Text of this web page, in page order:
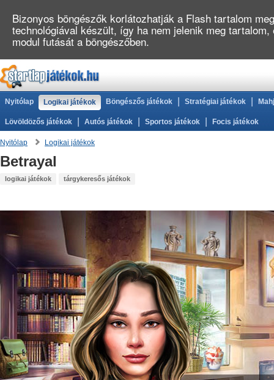
Nyitólap Logikai játékok Böngészős játékok Stratégiai játékok
Lövöldözős játékok Autós játékok Sportos játékok Focis játékok
Nyitólap Logikai játékok
Betrayal
logikai játékok tárgykeresős játékok
Bizonyos böngészők korlátozhatják a Flash tartalom
technológiával készült, így ha nem jelenik meg
modul futását a böngészőben.